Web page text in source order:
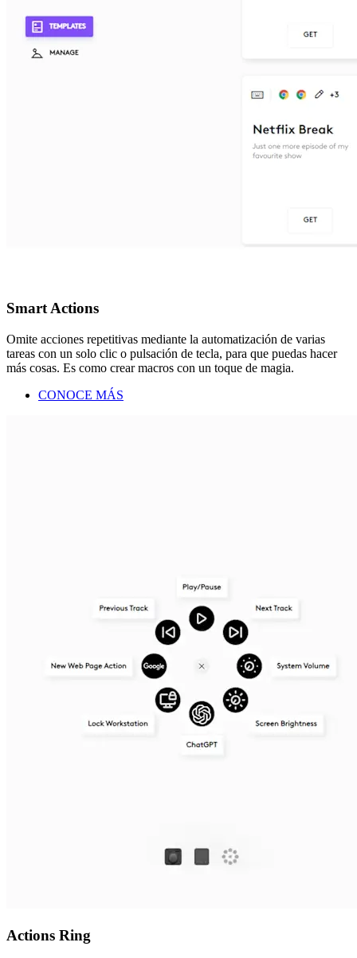
Smart Actions
Omite acciones repetitivas mediante la automatización de varias
tareas con un solo clic o pulsación de tecla, para que puedas hacer
más cosas. Es como crear macros con un toque de magia.
CONOCE MÁS
Actions Ring